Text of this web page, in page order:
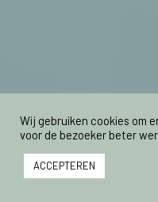
Wij gebruiken cookies om
voor de bezoeker beter
ACCEPTEREN